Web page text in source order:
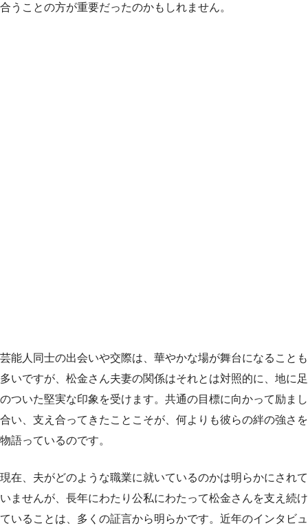
合うことの方が重要だったのかもしれません。
芸能人同士の出会いや交際は、華やかな場が舞台になることも
多いですが、松金さん夫妻の関係はそれとは対照的に、地に足
のついた堅実な印象を受けます。共通の目標に向かって励まし
合い、支え合ってきたことこそが、何よりも彼らの絆の強さを
物語っているのです。
現在、夫がどのような職業に就いているのかは明らかにされて
いませんが、長年にわたり公私にわたって松金さんを支え続け
ていることは、多くの証言から明らかです。近年のインタビュ